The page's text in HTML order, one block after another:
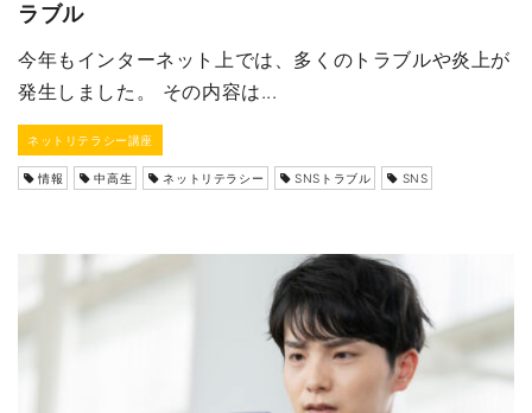
ラブル
今年もインターネット上では、多くのトラブルや炎上が
発生しました。 その内容は...
ネットリテラシー講座
情報 中高生 ネットリテラシー SNSトラブル SNS